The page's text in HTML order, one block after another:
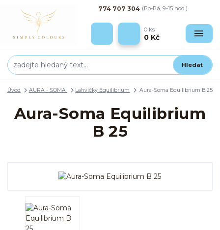
Hledat
774 707 304 (Po-Pá, 9-15 hod.)
0 ks
0 Kč
Úvod AURA - SOMA Lahvičky Equilibrium Aura-Soma Equilibrium B 25
Aura-Soma Equilibrium
B 25